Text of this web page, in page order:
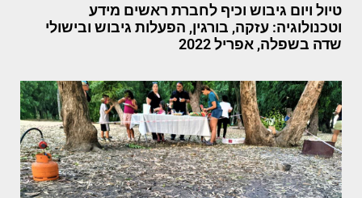
טיול ויום גיבוש וכיף לחברת ראשים מידע
וטכנולוגיה: עזקה, בורגין, הפעלות גיבוש ובישולי
שדה בשפלה, אפריל 2022